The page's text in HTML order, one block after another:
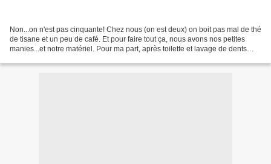
Non...on n'est pas cinquante! Chez nous (on est deux) on boit pas mal de thé
de tisane et un peu de café. Et pour faire tout ça, nous avons nos petites
manies...et notre matériel. Pour ma part, après toilette et lavage de dents